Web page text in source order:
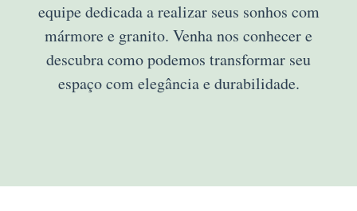
equipe dedicada a realizar seus sonhos com
mármore e granito. Venha nos conhecer e
descubra como podemos transformar seu
espaço com elegância e durabilidade.